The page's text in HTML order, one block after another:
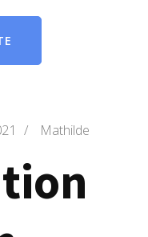
/ Mathilde